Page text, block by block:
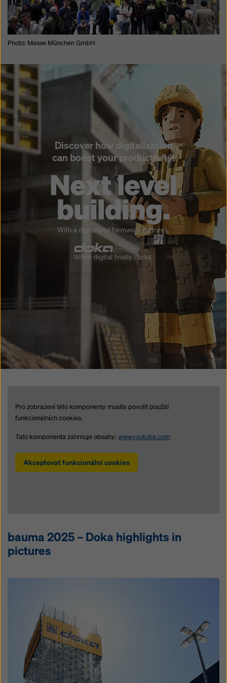
Photo: Messe München GmbH
Discover how digitalization
can boost your productivity!
Pro zobrazení této komponenty musíte povolit použití
funkcionálních cookies.
Tato komponenta zahrnuje obsahy: www.youtube.com
Akceptovat funkcionální cookies
bauma 2025 – Doka highlights in
pictures
na „Odmítnout“ nebo úpravounastavení souborů
cookiesouborů cookiekliknutím na nastavení souborů
cookie v dolní části této webové stránky a použitím
příslušných zaškrtávacích políček. Svůj souhlas
můžete kdykoli odvolat s budoucí účinností a bez
cookie
v dolní části této webové stránky.
Více informací o našich souborech
souborů cookie
najdete v našich zásadách ochrany osobních údajů .
Nabízíme vám také možnost výběru souborů cookie
(pokročilé nastavení souborů cookie).